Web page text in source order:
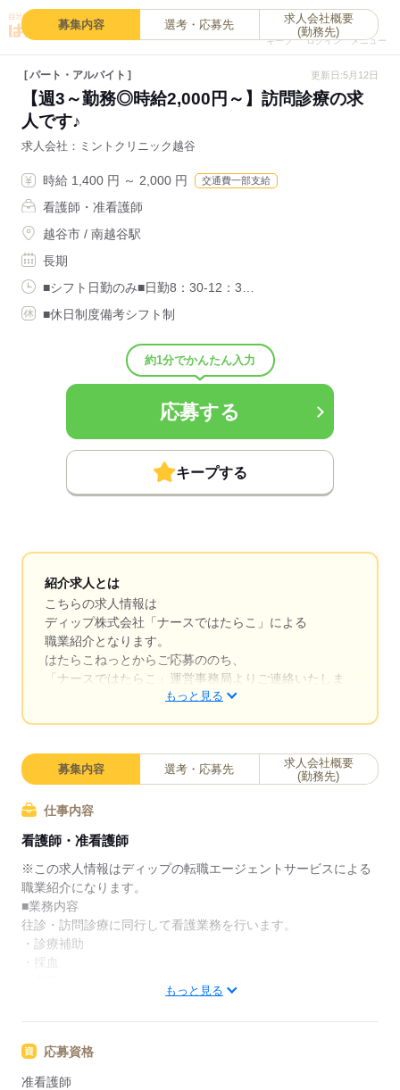
キープ
0
ログイン メニュー
募集内容 選考・応募先
求人会社概要
(勤務先)
パート・アルバイト 更新日:5月12日
【週3～勤務◎時給2,000円～】訪問診療の求
人です♪
求人会社 ミントクリニック越谷
時給 1,400 円 ～ 2,000 円 交通費一部支給
看護師・准看護師
越谷市 / 南越谷駅
長期
■シフト日勤のみ■日勤8：30-12：3…
■休日制度備考シフト制
約1分でかんたん入力
応募する
キープする
紹介求人とは
こちらの求人情報は
ディップ株式会社「ナースではたらこ」による
職業紹介となります。
はたらこねっとからご応募ののち、
「ナースではたらこ」運営事務局よりご連絡いたしま
求職中の看護師さんの転職を専任の
キャリアアドバイザーが入職まで無料でサポートいた
日本最大級の求人情報の中からぴったりな求人をご紹
介。
履歴書作成のアドバイスや面接日の調整だけでなく、
お給料、お休み、入職時期の交渉もサポートします。
【もちろん無料】
費用は一切かかりません。
もっと見る
募集内容 選考・応募先
求人会社概要
(勤務先)
仕事内容
看護師・准看護師
※この求人情報はディップの転職エージェントサービスによる
職業紹介になります。
■業務内容
往診・訪問診療に同行して看護業務を行います。
・診療補助
・採血
〇訪問体制：基本的に医師、看護師、事務員の3人で訪問します
※試用期間：3ヶ月～6ヶ月
※普通自動車運転免許必須（AT限定可）
もっと見る
応募資格
准看護師